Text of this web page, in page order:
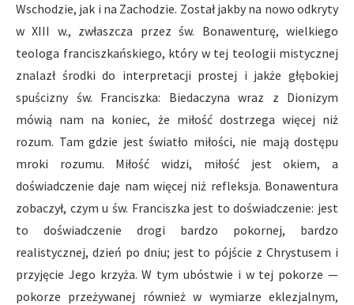
Wschodzie, jak i na Zachodzie. Został jakby na nowo odkryty
w XIII w., zwłaszcza przez św. Bonawenturę, wielkiego
teologa franciszkańskiego, który w tej teologii mistycznej
znalazł środki do interpretacji prostej i jakże głębokiej
spuścizny św. Franciszka: Biedaczyna wraz z Dionizym
mówią nam na koniec, że miłość dostrzega więcej niż
rozum. Tam gdzie jest światło miłości, nie mają dostępu
mroki rozumu. Miłość widzi, miłość jest okiem, a
doświadczenie daje nam więcej niż refleksja. Bonawentura
zobaczył, czym u św. Franciszka jest to doświadczenie: jest
to doświadczenie drogi bardzo pokornej, bardzo
realistycznej, dzień po dniu; jest to pójście z Chrystusem i
przyjęcie Jego krzyża. W tym ubóstwie i w tej pokorze —
pokorze przeżywanej również w wymiarze eklezjalnym,